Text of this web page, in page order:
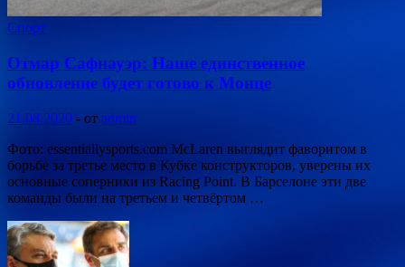
Спорт
Отмар Сафнауэр: Наше единственное
обновление будет готово к Монце
21.08.2020 - от admin
Фото: essentiallysports.com McLaren выглядит фаворитом в
борьбе за третье место в Кубке конструкторов, уверены их
основные соперники из Racing Point. В Барселоне эти две
команды были на третьем и четвёртом …